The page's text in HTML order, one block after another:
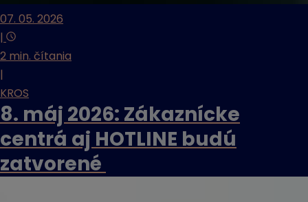
07. 05. 2026
|
2 min. čítania
|
KROS
8. máj 2026: Zákaznícke
centrá aj HOTLINE budú
zatvorené